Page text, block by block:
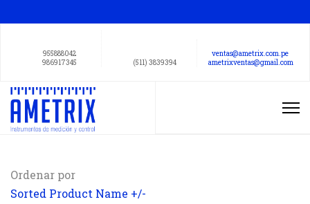
955888042
986917345
(511) 3839394
ventas@ametrix.com.pe
ametrixventas@gmail.com
Ordenar por
Sorted Product Name +/-